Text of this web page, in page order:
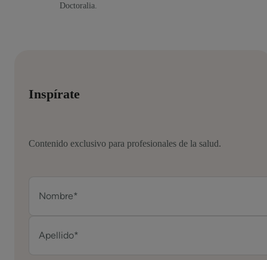
Doctoralia.
Inspírate
Contenido exclusivo para profesionales de la salud.